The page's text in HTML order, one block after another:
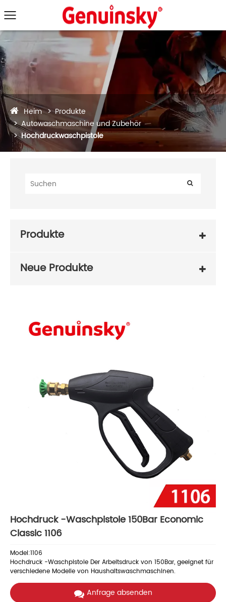
Heim
Produkte
Autowaschmaschine und Zubehör
Hochdruckwaschpistole
Produkte
Neue Produkte
Hochdruck -Waschpistole 150Bar Economic
Classic 1106
Model:1106
Hochdruck -Waschpistole Der Arbeitsdruck von 150Bar, geeignet für
verschiedene Modelle von Haushaltswaschmaschinen.
Anfrage absenden